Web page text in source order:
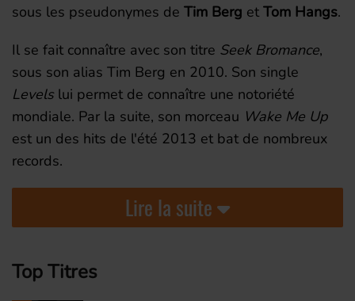
sous les pseudonymes de Tim Berg et Tom Hangs.
Il se fait connaître avec son titre Seek Bromance,
sous son alias Tim Berg en 2010. Son single
Levelslui permet de connaître une notoriété
mondiale. Par la suite, son morceau Wake Me Up
est un des hits de l'été 2013 et bat de nombreux
records.
Lire la suite
Top Titres